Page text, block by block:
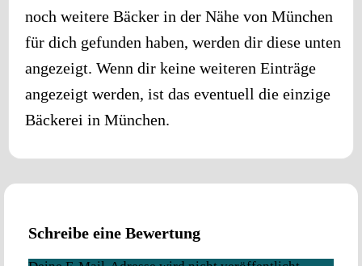
noch weitere Bäcker in der Nähe von München
für dich gefunden haben, werden dir diese unten
angezeigt. Wenn dir keine weiteren Einträge
angezeigt werden, ist das eventuell die einzige
Bäckerei in München.
Schreibe eine Bewertung